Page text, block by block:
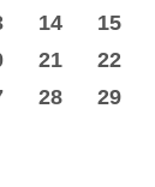
14 15
21 22
28 29